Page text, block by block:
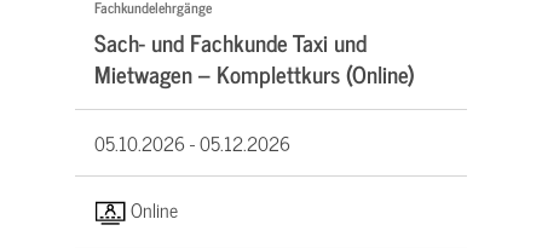
Fachkundelehrgänge
Sach- und Fachkunde Taxi und
Mietwagen – Komplettkurs (Online)
05.10.2026 -05.12.2026
Online